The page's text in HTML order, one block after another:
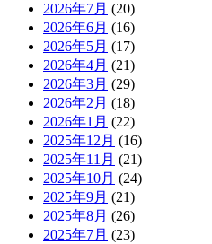
2026年7月 (20)
2026年6月 (16)
2026年5月 (17)
2026年4月 (21)
2026年3月 (29)
2026年2月 (18)
2026年1月 (22)
2025年12月 (16)
2025年11月 (21)
2025年10月 (24)
2025年9月 (21)
2025年8月 (26)
2025年7月 (23)